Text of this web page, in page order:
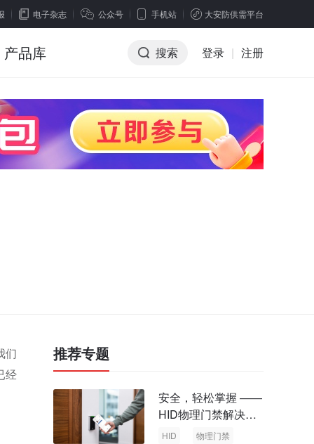
电子杂志 公众号 手机站 大安防供需平台
产品库 搜索 登录 | 注册
们
经
推荐专题
安全，轻松掌握 ——
HID物理门禁解决方
案，启动智慧安全新
HID 物理门禁